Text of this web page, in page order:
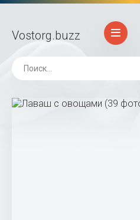
Vostorg.buzz